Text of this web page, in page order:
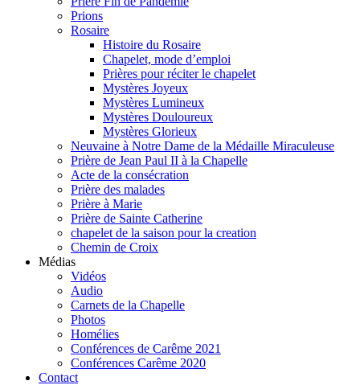
Prions
Rosaire
Histoire du Rosaire
Chapelet, mode d’emploi
Prières pour réciter le chapelet
Mystères Joyeux
Mystères Lumineux
Mystères Douloureux
Mystères Glorieux
Neuvaine à Notre Dame de la Médaille Miraculeuse
Prière de Jean Paul II à la Chapelle
Acte de la consécration
Prière des malades
Prière à Marie
Prière de Sainte Catherine
chapelet de la saison pour la creation
Chemin de Croix
Médias
Vidéos
Audio
Carnets de la Chapelle
Photos
Homélies
Conférences de Carême 2021
Conférences Carême 2020
Contact